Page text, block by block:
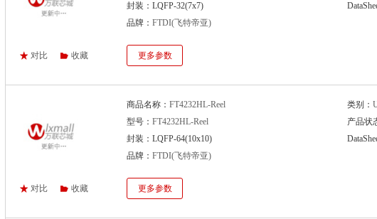
对比 收藏
封装：LQFP-32(7x7)
品牌： FTDI(飞特帝亚)
更多参数
对比 收藏
商品名称： FT4232HL-Reel
型号： FT4232HL-Reel
封装：LQFP-64(10x10)
品牌： FTDI(飞特帝亚)
更多参数
类别：
产品状